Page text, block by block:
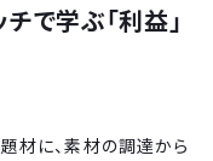
で学ぶ「利益」
材に、素材の調達から